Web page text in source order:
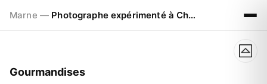
Marne — Photographe expérimenté à Chalons en Champagne
Gourmandises